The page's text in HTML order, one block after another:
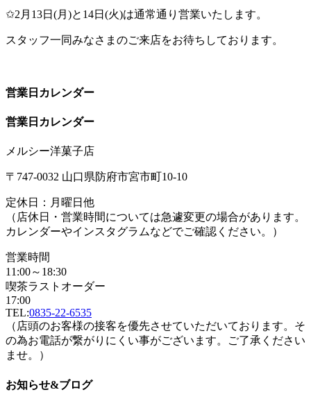
✩2月13日(月)と14日(火)は通常通り営業いたします。
スタッフ一同みなさまのご来店をお待ちしております。
営業日カレンダー
営業日カレンダー
メルシー洋菓子店
〒747-0032 山口県防府市宮市町10-10
定休日：月曜日他
（店休日・営業時間については急遽変更の場合があります。
カレンダーやインスタグラムなどでご確認ください。）
営業時間
11:00～18:30
喫茶ラストオーダー
17:00
TEL:0835-22-6535
（店頭のお客様の接客を優先させていただいております。そ
の為お電話が繋がりにくい事がございます。ご了承ください
ませ。）
お知らせ&ブログ